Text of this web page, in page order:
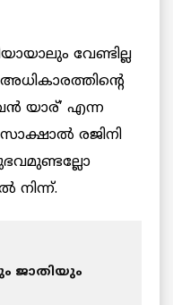
വേണ്ടില്ല
യാര്’ എന്ന
രജിനി
നിന്ന്.
ജാതിയും